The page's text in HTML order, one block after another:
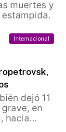
muertes y
Internacional
dejó 11
en
hacia…